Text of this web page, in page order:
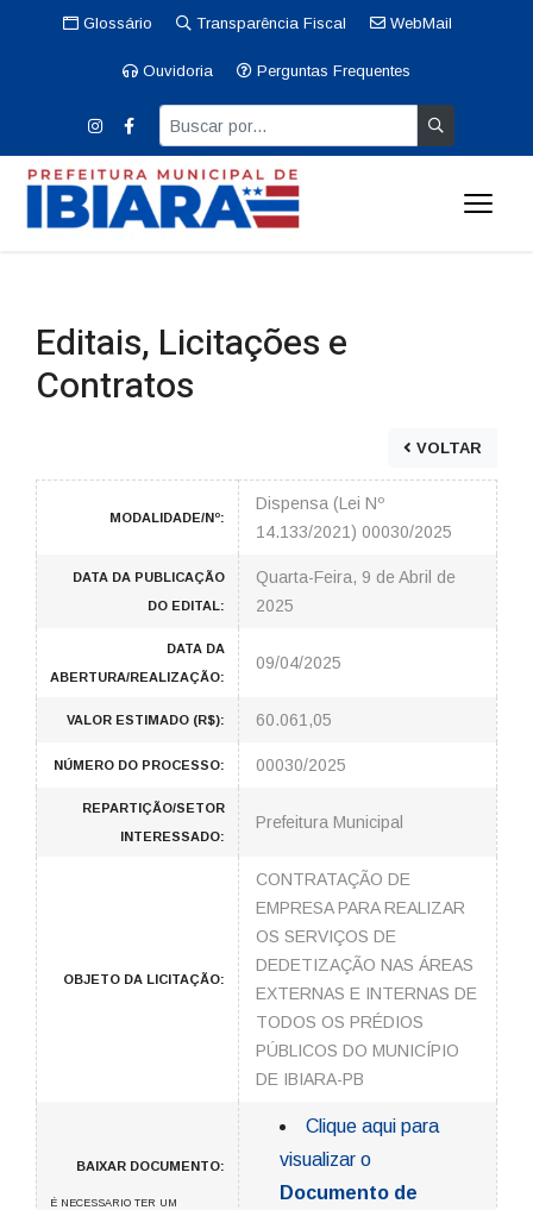
Glossário Transparência Fiscal WebMail
Ouvidoria Perguntas Frequentes
Editais, Licitações e
Contratos
VOLTAR
MODALIDADE/Nº:
Dispensa (Lei Nº
14.133/2021) 00030/2025
DATA DA PUBLICAÇÃO
DO EDITAL:
Quarta-Feira, 9 de Abril de
2025
DATA DA
ABERTURA/REALIZAÇÃO:
09/04/2025
VALOR ESTIMADO (R$): 60.061,05
NÚMERO DO PROCESSO: 00030/2025
REPARTIÇÃO/SETOR
INTERESSADO:
Prefeitura Municipal
OBJETO DA LICITAÇÃO:
CONTRATAÇÃO DE
EMPRESA PARA REALIZAR
OS SERVIÇOS DE
DEDETIZAÇÃO NAS ÁREAS
EXTERNAS E INTERNAS DE
TODOS OS PRÉDIOS
PÚBLICOS DO MUNICÍPIO
DE IBIARA-PB
BAIXAR DOCUMENTO:
É NECESSARIO TER UM
Clique aqui para
visualizar o
Documento de